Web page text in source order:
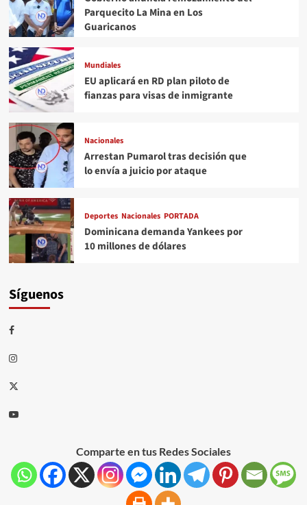
Parquecito La Mina en Los
Guaricanos
Mundiales
EU aplicará en RD plan piloto de
fianzas para visas de inmigrante
Nacionales
Arrestan Pumarol tras decisión que
lo envía a juicio por ataque
Deportes Nacionales PORTADA
Dominicana demanda Yankees por
10 millones de dólares
Síguenos
Comparte en tus Redes Sociales